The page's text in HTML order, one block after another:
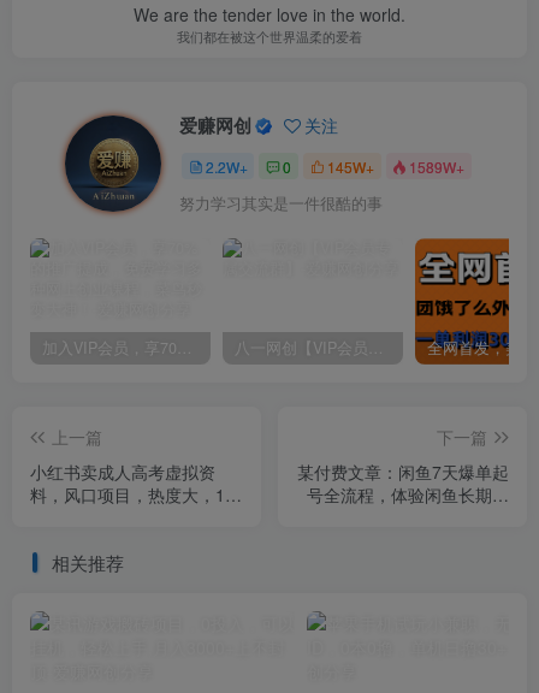
We are the tender love in the world.
我们都在被这个世界温柔的爱着
爱赚网创 关注
2.2W+ 0 145W+ 1589W+
努力学习其实是一件很酷的事
加入VIP会员，享70%的推广提成，免费学习多种网上创业课程，菜鸟秒变大神！ 八一网创【VIP会员专属交流群】
上一篇
小红书卖成人高考虚拟资
料，风口项目，热度大，1部
下一篇
某付费文章：闲鱼7天爆单起
号全流程，体验闲鱼长期持
相关推荐